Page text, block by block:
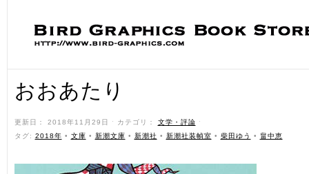
おおあたり
更新日： 2018年11月29日 ˑ カテゴリ： 文学・評論 ˑ
タグ: 2018年 • 文庫 • 新潮文庫 • 新潮社 • 新潮社装幀室 • 柴田ゆう • 畠中恵